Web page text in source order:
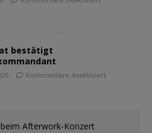
bestätigt
Kommentare deaktiviert